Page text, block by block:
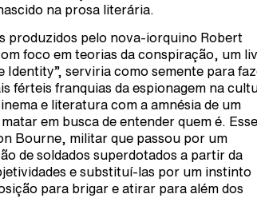
na prosa literária.
produzidos pelo nova-iorquino Robert
foco em teorias da conspiração, um
Identity”, serviria como semente para
férteis franquias da espionagem na
e literatura com a amnésia de um
em busca de entender quem é.
Bourne, militar que passou por um
de soldados superdotados a partir da
e substituí-las por um instinto
para brigar e atirar para além dos